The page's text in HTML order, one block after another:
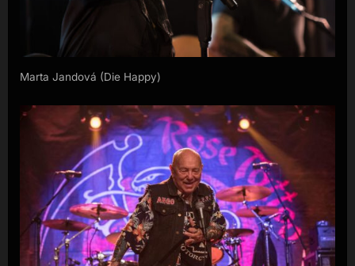
Marta Jandová (Die Happy)